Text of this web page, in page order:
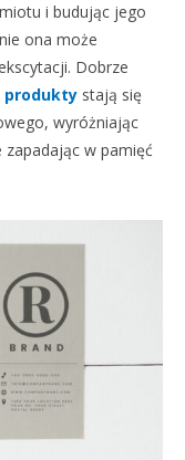
i budując jego
ona może
Dobrze
produkty stają się
wyróżniając
w pamięć